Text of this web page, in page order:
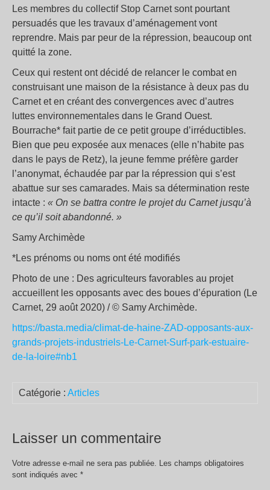
Les membres du collectif Stop Carnet sont pourtant
persuadés que les travaux d’aménagement vont
reprendre. Mais par peur de la répression, beaucoup ont
quitté la zone.
Ceux qui restent ont décidé de relancer le combat en
construisant une maison de la résistance à deux pas du
Carnet et en créant des convergences avec d’autres
luttes environnementales dans le Grand Ouest.
Bourrache* fait partie de ce petit groupe d’irréductibles.
Bien que peu exposée aux menaces (elle n’habite pas
dans le pays de Retz), la jeune femme préfère garder
l’anonymat, échaudée par par la répression qui s’est
abattue sur ses camarades. Mais sa détermination reste
intacte : « On se battra contre le projet du Carnet jusqu’à
ce qu’il soit abandonné. »
Samy Archimède
*Les prénoms ou noms ont été modifiés
Photo de une : Des agriculteurs favorables au projet
accueillent les opposants avec des boues d’épuration (Le
Carnet, 29 août 2020) / © Samy Archimède.
https://basta.media/climat-de-haine-ZAD-opposants-aux-
grands-projets-industriels-Le-Carnet-Surf-park-estuaire-
de-la-loire#nb1
Catégorie : Articles
Laisser un commentaire
Votre adresse e-mail ne sera pas publiée. Les champs obligatoires
sont indiqués avec *